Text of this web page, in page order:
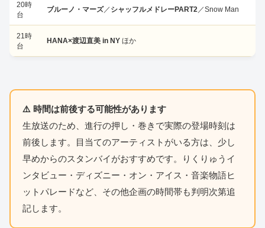
20時
台
ブルーノ・マーズ／ シャッフルメドレーPART2 ／Snow Man
21時
台
HANA×渡辺直美 in NY ほか
⚠️ 時間は前後する可能性があります
生放送のため、進行の押し・巻きで実際の登場時刻は
前後します。目当てのアーティストがいる方は、少し
早めからのスタンバイがおすすめです。りくりゅうイ
ンタビュー・ディズニー・オン・アイス・音楽物語ヒ
ットパレードなど、その他企画の時間帯も判明次第追
記します。